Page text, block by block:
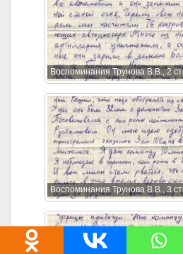
Воспоминания Трунова В.В., 2
Воспоминания Трунова В.В., 3